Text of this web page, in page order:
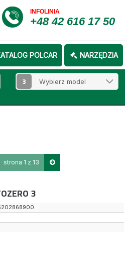
INFOLINIA
+48 42 616 17 50
POLCAR NARZĘDZIA
3
strona 1 z 13
3